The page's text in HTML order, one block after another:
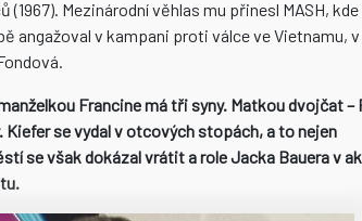
Mezinárodní věhlas mu přinesl MASH, kde
angažoval v kampani proti válce ve Vietnamu,
Francine má tři syny. Matkou dvojčat –
Kiefer se vydal v otcových stopách, a to nejen
se však dokázal vrátit a role Jacka Bauera v